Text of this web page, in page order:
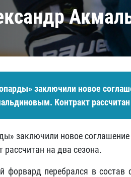
заключили новое
Контракт рассчитан
заключили новое
рассчитан на два сезона.
форвард перебрался в